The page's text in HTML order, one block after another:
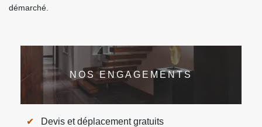
démarché.
NOS ENGAGEMENTS
Devis et déplacement gratuits